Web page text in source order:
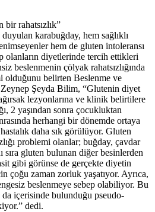
bir rahatsızlık”
karabuğday, hem sağlıklı
hem de gluten intoleransı
olanların diyetlerinde tercih ettikleri
beslenmenin çölyak rahatsızlığında
olduğunu belirten Beslenme ve
Şeyda Bilim, “Glutenin diyet
lezyonlarına ve klinik belirtilere
2 yaşından sonra çocukluktan
herhangi bir dönemde ortaya
daha sık görülüyor. Gluten
problemi olanlar; buğday, çavdar
sıra gluten bulunan diğer besinlerden
gibi görünse de gerçekte diyetin
çoğu zaman zorluk yaşatıyor. Ayrıca,
beslenmeye sebep olabiliyor. Bu
da içerisinde bulunduğu pseudo-
dedi.